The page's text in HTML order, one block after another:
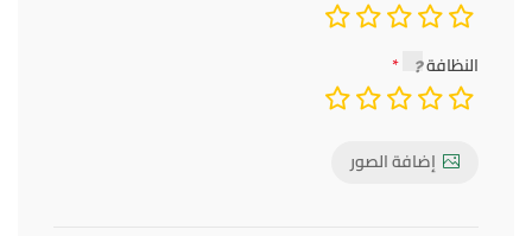
النظافة
إضافة الصور